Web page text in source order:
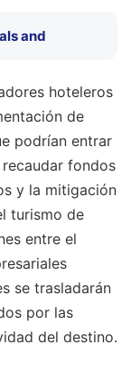
and
hoteleros
de
podrían entrar
fondos
y la mitigación
turismo de
entre el
se trasladarán
por las
del destino.